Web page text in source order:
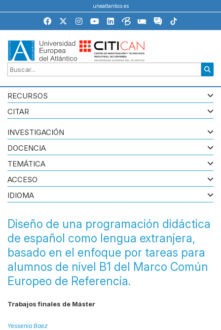
uneatlantico.es
RECURSOS
CITAR
Diseño de una programación didáctica
de español como lengua extranjera,
basado en el enfoque por tareas para
alumnos de nivel B1 del Marco Común
Europeo de Referencia.
Trabajos finales de Máster
Yessenia Baez
INVESTIGACIÓN
DOCENCIA
TEMÁTICA
ACCESO
IDIOMA